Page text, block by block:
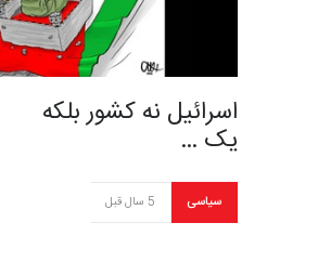
اسرائیل نه کشور بلکه
یک …
سیاسی 5 سال قبل